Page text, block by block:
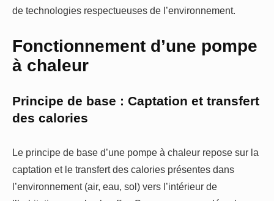
de technologies respectueuses de l’environnement.
Fonctionnement d’une pompe
à chaleur
Principe de base : Captation et transfert
des calories
Le principe de base d’une pompe à chaleur repose sur la
captation et le transfert des calories présentes dans
l’environnement (air, eau, sol) vers l’intérieur de